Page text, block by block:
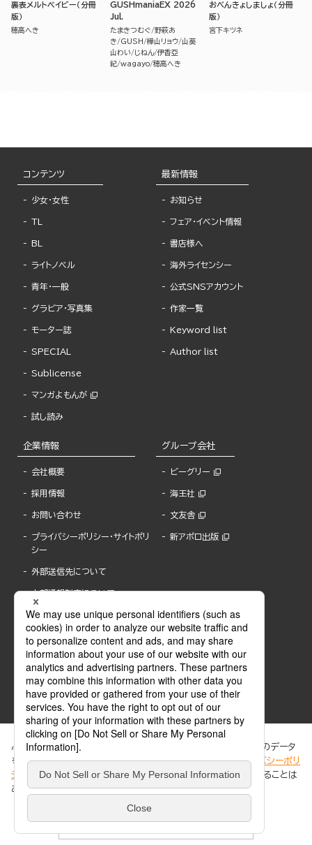
裏表メルトベイビー（分冊
版）
穂高へき
GUSHmaniaEX 2026
Jul.
たまきつむぐ 野萩あ
き
GUSH 樺山リョウ 山葵
山わい
じねん 伊香亞
紀 wagayo 穂高へき
おべんきょしましょ（分冊
版）
宮下キツネ
コンテンツ
少女・女性
TL
BL
ライトノベル
青年・一般
グラビア・写真集
モーター誌
SPECIAL
Sublicense
マンガよもんが
試し読み
最新情報
お知らせ
フェア・イベント情報
書店様へ
海外ライセンシー
公式SNSアカウント
作家一覧
Keyword list
Author list
企業情報
会社概要
採用情報
お問い合わせ
プライバシーポリシー・サイトポリ
シー
外部送信先について
内部通報制度について
グループ会社
ビーグリー
海王社
文友舎
新アポロ出版
ABJマークは、この電子書店・電子書籍配信サービスが、著作権者からコンテンツ使用許諾を
得た正規版配信サービスであることを示す登録商標(登録番号 第6091713号)です。
ABJマークの詳細、ABJマークを掲示しているサービスの一覧はこちら。
ぶんか社が運営するサイトでは、利便性向上のためにCookie等のデータ
を使用しています。 当社のCookieについての詳細は、「プライバシーポリ
シー
」をご覧ください。当サイトでは、訪問者の個人情報を追跡することは
ありません。